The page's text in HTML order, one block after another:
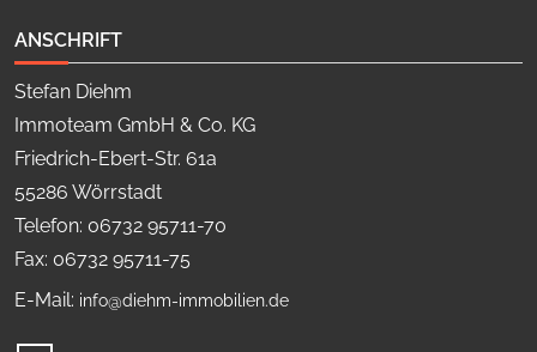
ANSCHRIFT
Stefan Diehm
Immoteam GmbH & Co. KG
Friedrich-Ebert-Str. 61a
55286 Wörrstadt
Telefon: 06732 95711-70
Fax: 06732 95711-75
E-Mail: info@diehm-immobilien.de